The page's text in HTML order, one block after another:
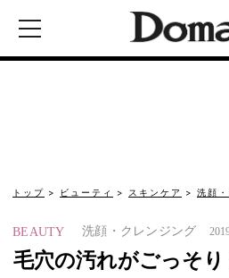
トップ ビューティ スキンケア 洗顔
BEAUTY 洗顔・クレンジング
毛穴の汚れがごっそ